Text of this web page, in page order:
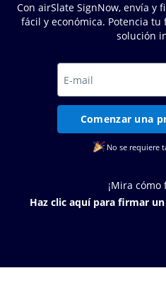
Con airSlate SignNow, envía y
fácil y económica. Potencia
solución
Comenzar una
No se requiere
¡Mira cómo
Haz clic aquí para firmar